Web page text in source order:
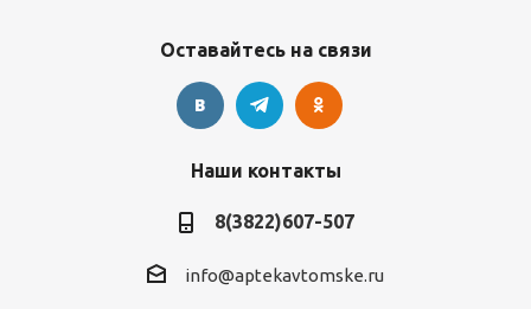
Оставайтесь на связи
Наши контакты
8(3822)607-507
info@aptekavtomske.ru